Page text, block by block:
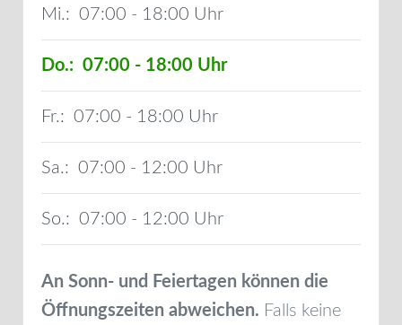
Mi.: 07:00 - 18:00
Do.: 07:00 - 18:00
Fr.: 07:00 - 18:00
Sa.: 07:00 - 12:00
So.: 07:00 - 12:00
An Sonn- und Feiertagen können die
Öffnungszeiten abweichen. Falls keine